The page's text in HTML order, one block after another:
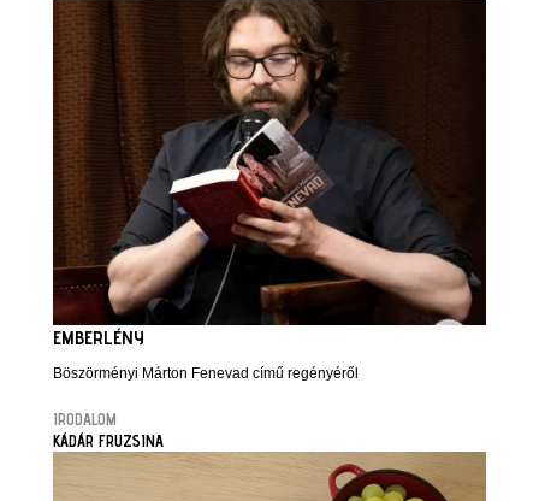
EMBERLÉNY
Böszörményi Márton Fenevad című regényéről
IRODALOM
KÁDÁR FRUZSINA